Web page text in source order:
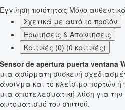
Εγγύηση ποιότητας Μόνο
Σχετικά με αυτό το προϊόν
Ερωτήσεις & Απαντήσεις
Κριτικές (0) (0 κριτικές)
Sensor de apertura puerta ventana
μια ασύρματη συσκευή
άνοιγμα και το κλείσιμο πορτών
μια αποτελεσματική λύση για
αυτοματισμό του σπιτιού.